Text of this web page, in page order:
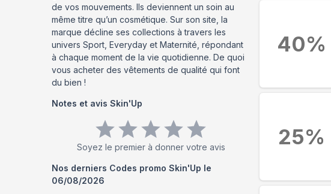
40%
25%
de vos mouvements. Ils deviennent un soin au
même titre qu’un cosmétique. Sur son site, la
marque décline ses collections à travers les
univers Sport, Everyday et Maternité, répondant
à chaque moment de la vie quotidienne. De quoi
vous acheter des vêtements de qualité qui font
du bien !
Notes et avis Skin'Up
Soyez le premier à donner votre avis
Nos derniers Codes promo Skin'Up le
06/08/2026